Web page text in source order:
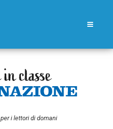
i lettori di domani